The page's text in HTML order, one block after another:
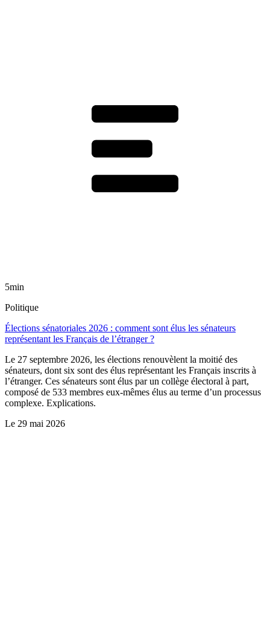
5min
Politique
Élections sénatoriales 2026 : comment sont élus les sénateurs
représentant les Français de l’étranger ?
Le 27 septembre 2026, les élections renouvèlent la moitié des
sénateurs, dont six sont des élus représentant les Français inscrits à
l’étranger. Ces sénateurs sont élus par un collège électoral à part,
composé de 533 membres eux-mêmes élus au terme d’un processus
complexe. Explications.
Le 29 mai 2026